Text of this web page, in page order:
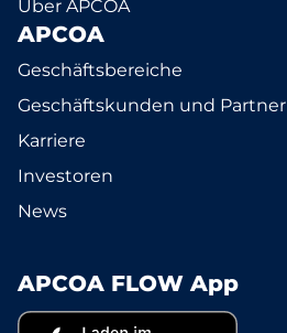
Über APCOA
APCOA
Geschäftsbereiche
Geschäftskunden und Partner
Karriere
Investoren
News
APCOA FLOW App